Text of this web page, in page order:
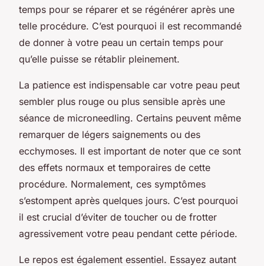
temps pour se réparer et se régénérer après une
telle procédure. C’est pourquoi il est recommandé
de donner à votre peau un certain temps pour
qu’elle puisse se rétablir pleinement.
La patience est indispensable car votre peau peut
sembler plus rouge ou plus sensible après une
séance de microneedling. Certains peuvent même
remarquer de légers saignements ou des
ecchymoses. Il est important de noter que ce sont
des effets normaux et temporaires de cette
procédure. Normalement, ces symptômes
s’estompent après quelques jours. C’est pourquoi
il est crucial d’éviter de toucher ou de frotter
agressivement votre peau pendant cette période.
Le repos est également essentiel. Essayez autant